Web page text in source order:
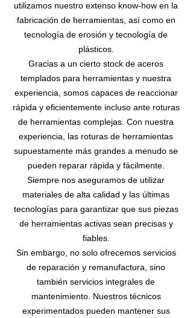
utilizamos nuestro extenso know-how en la
fabricación de herramientas, así como en
tecnología de erosión y tecnología de
plásticos.
Gracias a un cierto stock de aceros
templados para herramientas y nuestra
experiencia, somos capaces de reaccionar
rápida y eficientemente incluso ante roturas
de herramientas complejas. Con nuestra
experiencia, las roturas de herramientas
supuestamente más grandes a menudo se
pueden reparar rápida y fácilmente.
Siempre nos aseguramos de utilizar
materiales de alta calidad y las últimas
tecnologías para garantizar que sus piezas
de herramientas activas sean precisas y
fiables.
Sin embargo, no solo ofrecemos servicios
de reparación y remanufactura, sino
también servicios integrales de
mantenimiento. Nuestros técnicos
experimentados pueden mantener sus